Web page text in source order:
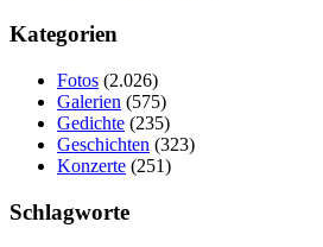
Kategorien
Fotos (2.026)
Galerien (575)
Gedichte (235)
Geschichten (323)
Konzerte (251)
Schlagworte